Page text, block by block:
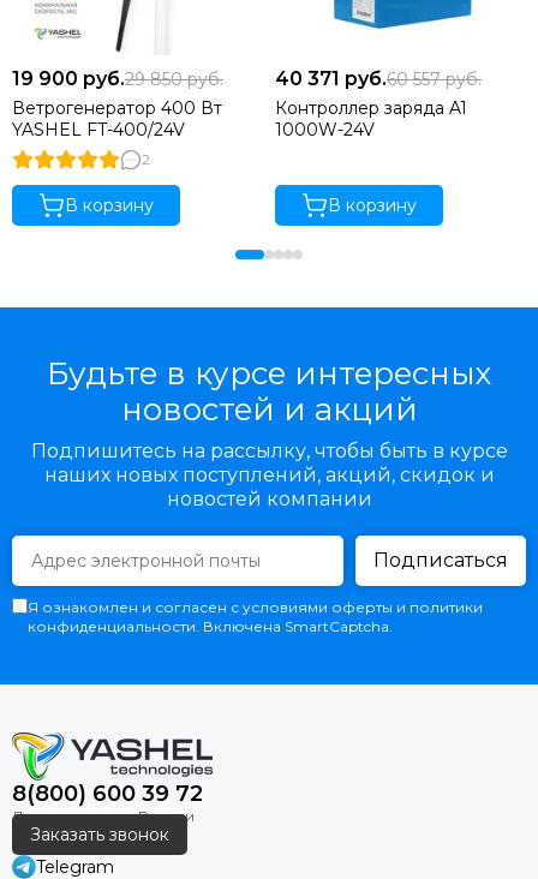
19 900 руб.29 850руб.
Ветрогенератор 400 Вт
YASHEL FT-400/24V
2
В корзину
40 371 руб.60 557руб.
Контроллер заряда A1
1000W-24V
В корзину
Будьте в курсе интересных
новостей и акций
Подпишитесь на рассылку, чтобы быть в курсе
наших новых поступлений, акций, скидок и
новостей компании
Подписаться
Я ознакомлен и согласен с условиями оферты и политики
конфиденциальности. Включена SmartCaptcha.
8(800) 600 39 72
Заказать звонок
Telegram